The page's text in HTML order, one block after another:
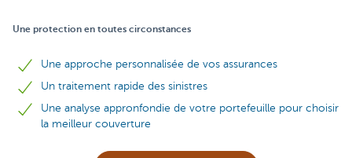
Une protection en toutes circonstances
Une approche personnalisée de vos assurances
Un traitement rapide des sinistres
Une analyse appronfondie de votre portefeuille pour choisir
la meilleur couverture